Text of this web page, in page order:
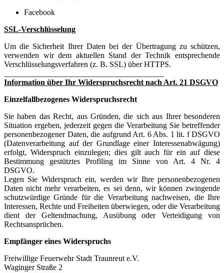
Facebook
SSL-Verschlüsselung
Um die Sicherheit Ihrer Daten bei der Übertragung zu schützen,
verwenden wir dem aktuellen Stand der Technik entsprechende
Verschlüsselungsverfahren (z. B. SSL) über HTTPS.
Information über Ihr Widerspruchsrecht nach Art. 21 DSGVO
Einzelfallbezogenes Widerspruchsrecht
Sie haben das Recht, aus Gründen, die sich aus Ihrer besonderen
Situation ergeben, jederzeit gegen die Verarbeitung Sie betreffender
personenbezogener Daten, die aufgrund Art. 6 Abs. 1 lit. f DSGVO
(Datenverarbeitung auf der Grundlage einer Interessenabwägung)
erfolgt, Widerspruch einzulegen; dies gilt auch für ein auf diese
Bestimmung gestütztes Profiling im Sinne von Art. 4 Nr. 4
DSGVO.
Legen Sie Widerspruch ein, werden wir Ihre personenbezogenen
Daten nicht mehr verarbeiten, es sei denn, wir können zwingende
schutzwürdige Gründe für die Verarbeitung nachweisen, die Ihre
Interessen, Rechte und Freiheiten überwiegen, oder die Verarbeitung
dient der Geltendmachung, Ausübung oder Verteidigung von
Rechtsansprüchen.
Empfänger eines Widerspruchs
Freiwillige Feuerwehr Stadt Traunreut e.V.
Waginger Straße 2